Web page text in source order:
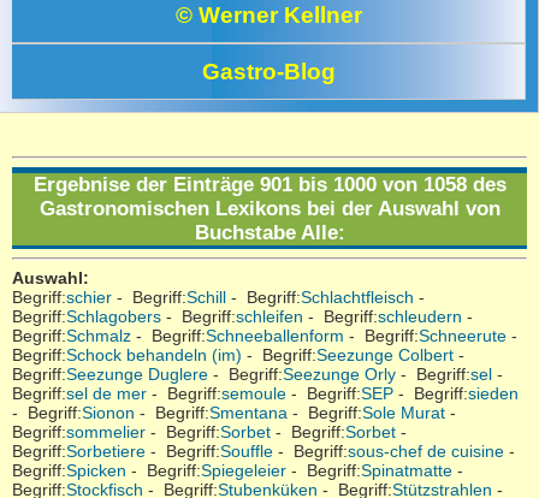
© Werner Kellner
Gastro-Blog
Ergebnise der Einträge 901 bis 1000 von 1058 des
Gastronomischen Lexikons bei der Auswahl von
Buchstabe Alle:
Auswahl:
Begriff:schier - Begriff:Schill - Begriff:Schlachtfleisch -
Begriff:Schlagobers - Begriff:schleifen - Begriff:schleudern -
Begriff:Schmalz - Begriff:Schneeballenform - Begriff:Schneerute -
Begriff:Schock behandeln (im) - Begriff:Seezunge Colbert -
Begriff:Seezunge Duglere - Begriff:Seezunge Orly - Begriff:sel -
Begriff:sel de mer - Begriff:semoule - Begriff:SEP - Begriff:sieden
- Begriff:Sionon - Begriff:Smentana - Begriff:Sole Murat -
Begriff:sommelier - Begriff:Sorbet - Begriff:Sorbet -
Begriff:Sorbetiere - Begriff:Souffle - Begriff:sous-chef de cuisine -
Begriff:Spicken - Begriff:Spiegeleier - Begriff:Spinatmatte -
Begriff:Stockfisch - Begriff:Stubenküken - Begriff:Stützstrahlen -